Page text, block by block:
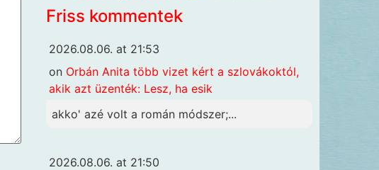
Friss kommentek
2026.08.06. at 21:53
on Orbán Anita több vizet kért a szlovákoktól,
akik azt üzenték: Lesz, ha esik
akko' azé volt a román módszer;...
2026.08.06. at 21:50